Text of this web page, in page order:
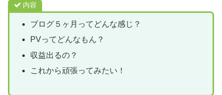
内容
ブログ５ヶ月ってどんな感じ？
PVってどんなもん？
収益出るの？
これから頑張ってみたい！